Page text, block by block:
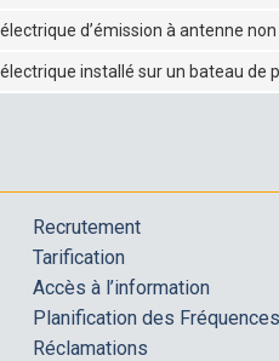
d’émission à antenne
installé sur un bateau de
Recrutement
Tarification
Accès à l’information
Planification des Fréquences
Réclamations